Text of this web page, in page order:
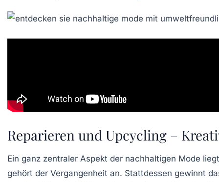
Reparieren und Upcycling –
Ein ganz zentraler Aspekt der nachhaltigen Mode
gehört der Vergangenheit an. Stattdessen gewinnt